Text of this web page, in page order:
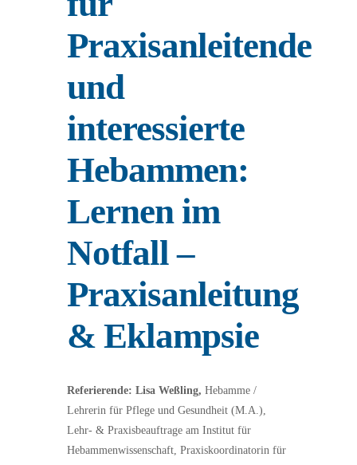
Praxisanleitende
und
interessierte
Hebammen:
Lernen im
Notfall –
Praxisanleitung
& Eklampsie
Referierende: Lisa Weßling, Hebamme /
Lehrerin für Pflege und Gesundheit (M.A.),
Lehr- & Praxisbeauftrage am Institut für
Hebammenwissenschaft, Praxiskoordinatorin für